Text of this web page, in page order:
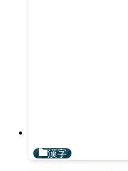
漢字